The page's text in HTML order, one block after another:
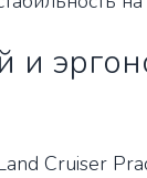
и
Cruiser